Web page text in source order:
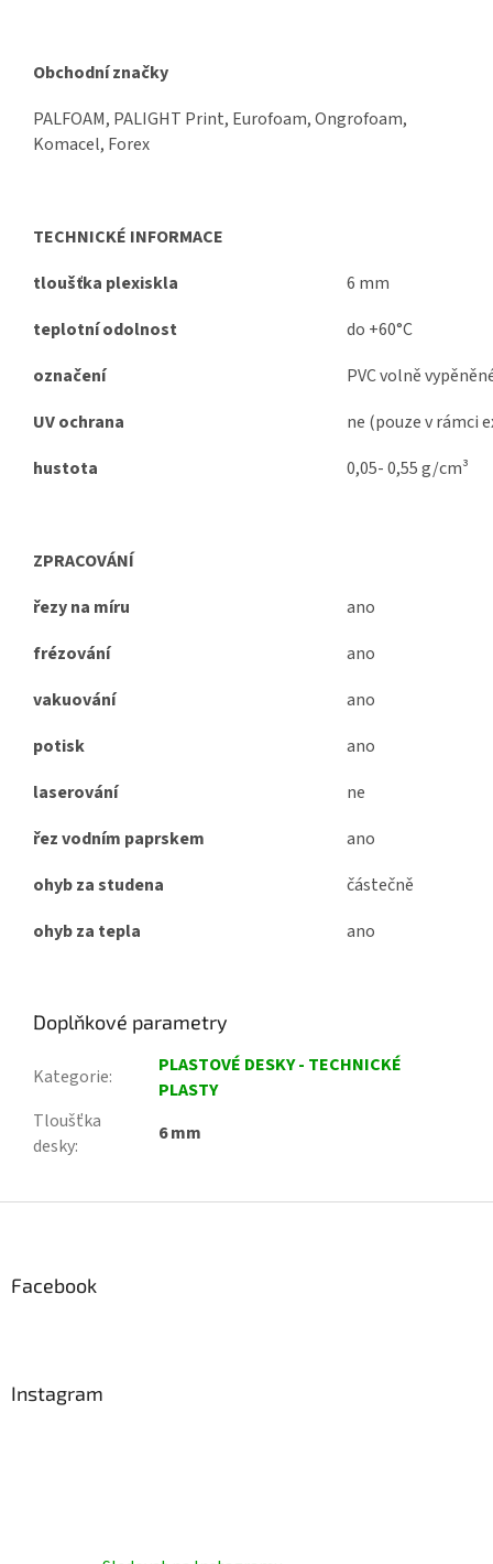
Obchodní značky
PALFOAM, PALIGHT Print, Eurofoam, Ongrofoam,
Komacel, Forex
TECHNICKÉ INFORMACE
tloušťka plexiskla
6 mm
teplotní odolnost
do +60°C
označení
PVC volně
UV ochrana
ne (pouze v rámci
hustota
0,05- 0,55 g/cm³
ZPRACOVÁNÍ
řezy na míru
ano
frézování
ano
vakuování
ano
potisk
ano
laserování
ne
řez vodním paprskem
ano
ohyb za studena
částečně
ohyb za tepla
ano
Doplňkové parametry
Kategorie:
PLASTOVÉ DESKY - TECHNICKÉ
PLASTY
Tloušťka
desky:
6 mm
Facebook
Instagram